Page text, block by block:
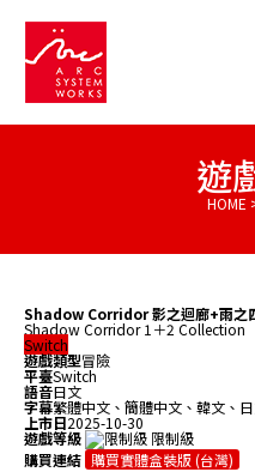
遊
HOME
Shadow Corridor 影之迴廊+雨
Shadow Corridor 1＋2 Collection
Switch
遊戲類型冒險
平臺Switch
語音日文
字幕繁體中文、簡體中文、韓文、
上市日2025-10-30
遊戲等級
限制級
購買連結 購買實體盒裝版 (台灣)